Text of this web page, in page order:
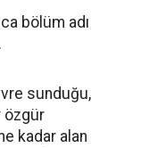
bölüm adı
sunduğu,
özgür
kadar alan